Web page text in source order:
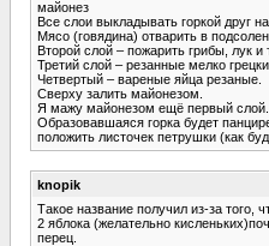
майонез
Все слои выкладывать горкой друг на
Мясо (говядина) отварить в
Второй слой – пожарить грибы, лук и
Третий слой – резанные мелко
Четвертый – вареные яйца резаные.
Сверху залить майонезом.
Я мажу майонезом ещё первый слой.
Образовавшаяся горка будет
положить листочек петрушки (как
knopik
Такое название получил из-за того,
2 яблока (желательно
перец.